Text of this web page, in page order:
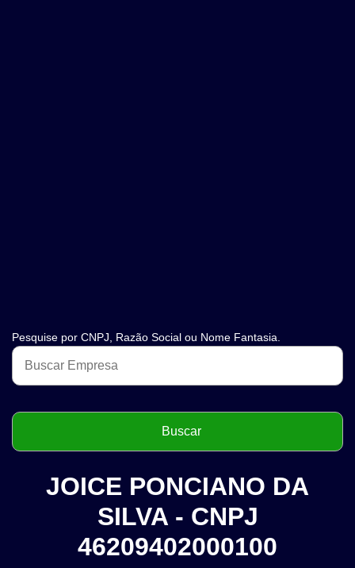
Pesquise por CNPJ, Razão Social ou Nome Fantasia.
JOICE PONCIANO DA
SILVA - CNPJ
46209402000100